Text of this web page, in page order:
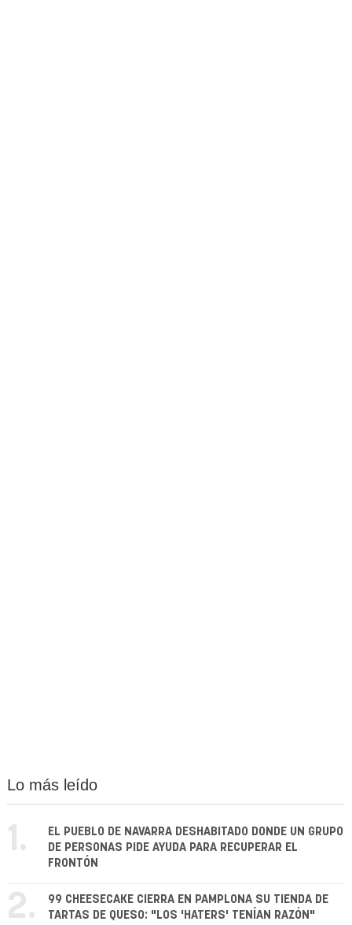
Lo más leído
1.
EL PUEBLO DE NAVARRA DESHABITADO DONDE UN GRUPO
DE PERSONAS PIDE AYUDA PARA RECUPERAR EL
FRONTÓN
2.
99 CHEESECAKE CIERRA EN PAMPLONA SU TIENDA DE
TARTAS DE QUESO: "LOS 'HATERS' TENÍAN RAZÓN"